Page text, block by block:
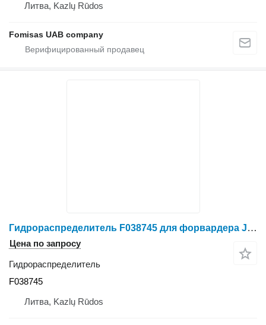
Литва, Kazlų Rūdos
Fomisas UAB company
Гидрораспределитель F038745 для форвардера John Deere 810 B
Цена по запросу
Гидрораспределитель
F038745
Литва, Kazlų Rūdos